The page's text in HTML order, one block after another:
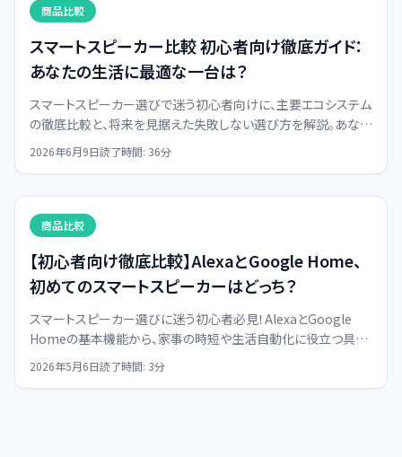
商品比較
スマートスピーカー比較 初心者向け徹底ガイド：
あなたの生活に最適な一台は？
スマートスピーカー選びで迷う初心者向けに、主要エコシステム
の徹底比較と、将来を見据えた失敗しない選び方を解説。あなた
のスマートライフを加速させる一台を見つけましょう。
2026年6月9日読了時間: 36分
商品比較
【初心者向け徹底比較】AlexaとGoogle Home、
初めてのスマートスピーカーはどっち？
スマートスピーカー選びに迷う初心者必見！AlexaとGoogle
Homeの基本機能から、家事の時短や生活自動化に役立つ具体
的な違いを、山本恒一が徹底解説します。
2026年5月6日読了時間: 3分